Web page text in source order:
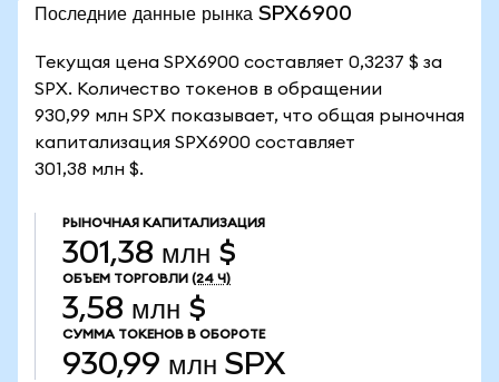
Последние данные рынка SPX6900
Текущая цена SPX6900 составляет 0,3237 $ за
SPX. Количество токенов в обращении
930,99 млн SPX показывает, что общая рыночная
капитализация SPX6900 составляет
301,38 млн $.
РЫНОЧНАЯ КАПИТАЛИЗАЦИЯ
301,38 млн $
ОБЪЕМ ТОРГОВЛИ (24 Ч)
3,58 млн $
СУММА ТОКЕНОВ В ОБОРОТЕ
930,99 млн SPX